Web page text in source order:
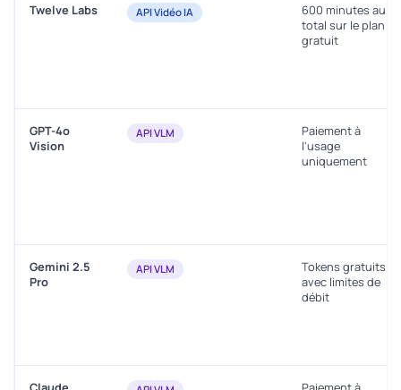
Twelve Labs API Vidéo IA
600 minutes au
total sur le plan
gratuit
GPT-4o
Vision
API VLM
Paiement à
l'usage
uniquement
Gemini 2.5
Pro
API VLM
Tokens gratuits
avec limites de
débit